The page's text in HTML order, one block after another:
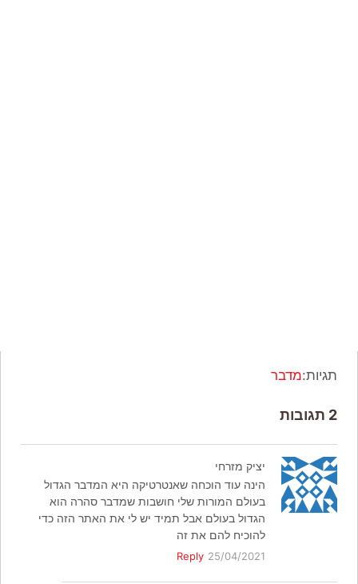
תגיות:מדבר
2 תגובות
יציק מזרחי
הינה עוד הוכחה שאנטרטיקה היא המדבר הגדול
בעולם המורות שלי חושבות שמדבר סהרה הוא
הגדול בעולם אבל תמיד יש לי את האתר הזה כדי
להוכיח להם את זה
25/04/2021
Reply